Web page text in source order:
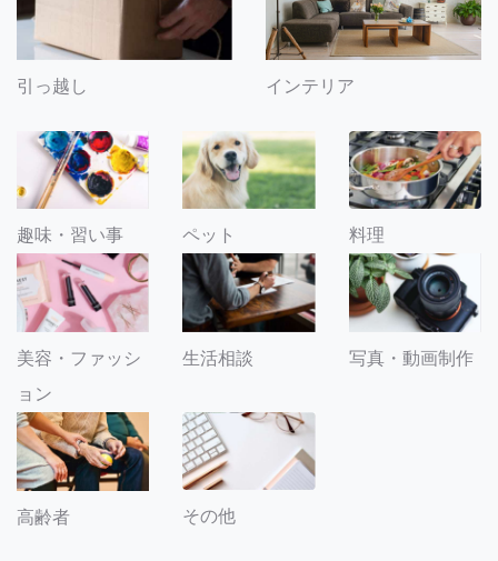
引っ越し インテリア
趣味・習い事 ペット 料理
美容・ファッシ
ョン
生活相談 写真・動画制作
高齢者 その他